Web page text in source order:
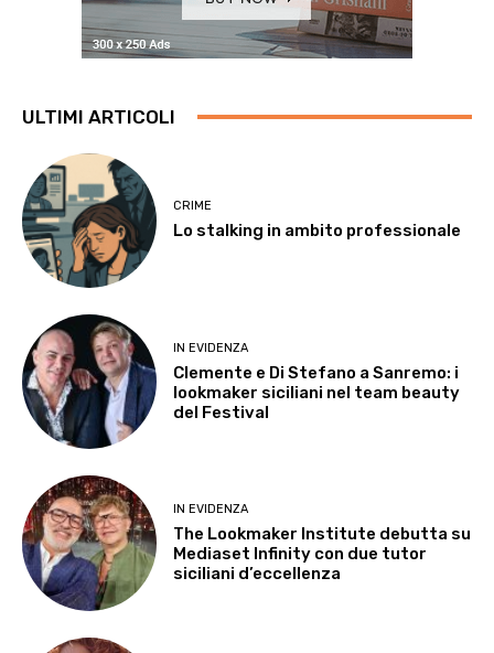
ULTIMI ARTICOLI
CRIME
Lo stalking in ambito professionale
IN EVIDENZA
Clemente e Di Stefano a Sanremo: i
lookmaker siciliani nel team beauty
del Festival
IN EVIDENZA
The Lookmaker Institute debutta su
Mediaset Infinity con due tutor
siciliani d’eccellenza